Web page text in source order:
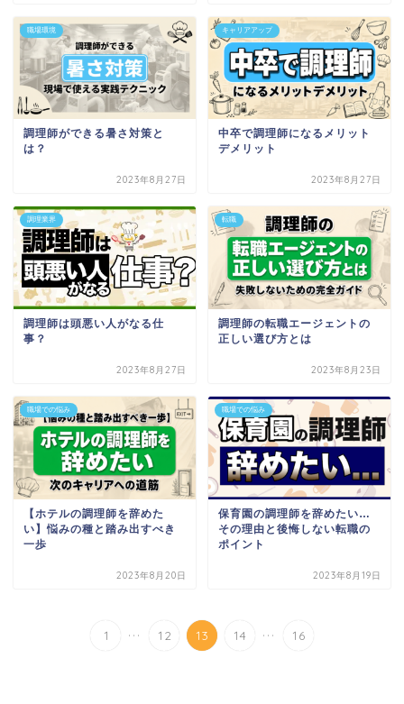
職場環境
調理師ができる暑さ対策と
は？
2023年8月27日
キャリアアップ
中卒で調理師になるメリット
デメリット
2023年8月27日
調理業界
調理師は頭悪い人がなる仕
事？
2023年8月27日
転職
調理師の転職エージェントの
正しい選び方とは
2023年8月23日
職場での悩み
【ホテルの調理師を辞めた
い】悩みの種と踏み出すべき
一歩
2023年8月20日
職場での悩み
保育園の調理師を辞めたい…
その理由と後悔しない転職の
ポイント
2023年8月19日
1 ... 12 13 14 ... 16